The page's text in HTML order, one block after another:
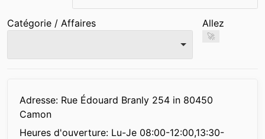
Catégorie / Affaires Allez
🚀
Adresse: Rue Édouard Branly 254 in 80450
Camon
Heures d'ouverture: Lu-Je 08:00-12:00,13:30-